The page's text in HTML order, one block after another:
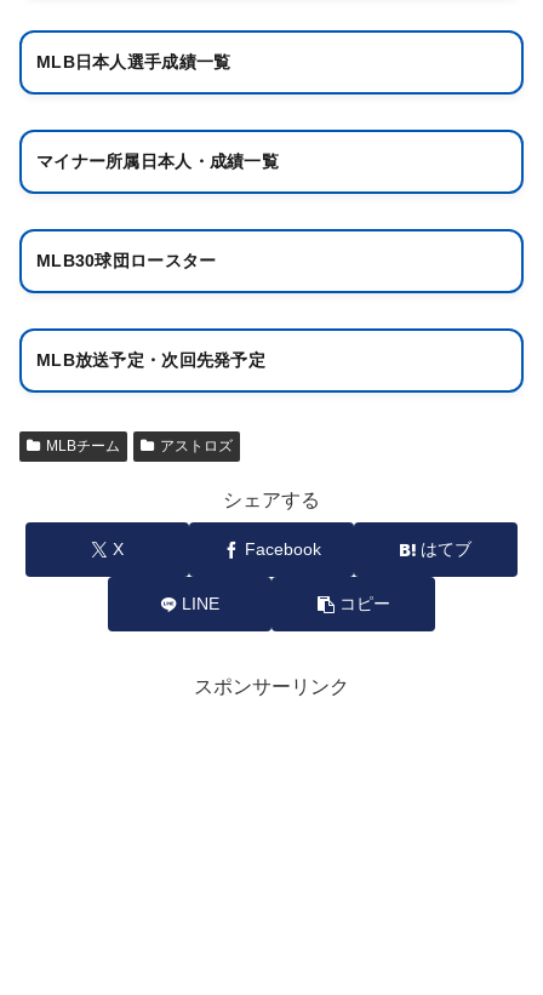
MLB日本人選手成績一覧
マイナー所属日本人・成績一覧
MLB30球団ロースター
MLB放送予定・次回先発予定
MLBチーム アストロズ
シェアする
X Facebook はてブ
LINE コピー
スポンサーリンク